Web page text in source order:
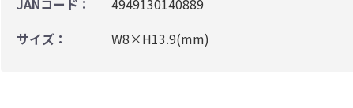
JANコード：
4949130140889
サイズ：
W8×H13.9(mm)